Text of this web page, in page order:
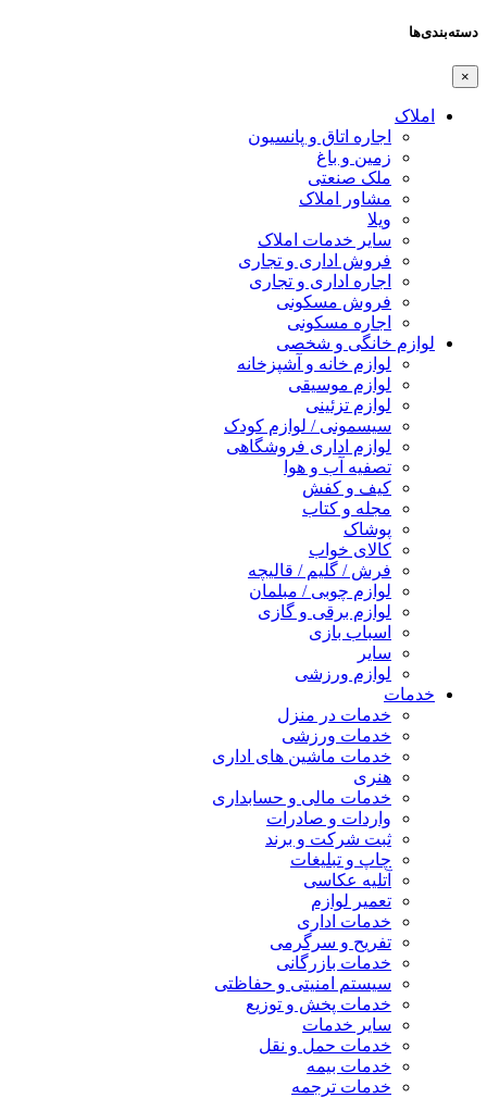
دسته‌بندی‌ها
×
املاک
اجاره اتاق و پانسیون
زمین و باغ
ملک صنعتی
مشاور املاک
ویلا
سایر خدمات املاک
فروش اداری و تجاری
اجاره اداری و تجاری
فروش مسکونی
اجاره مسکونی
لوازم خانگی و شخصی
لوازم خانه و آشپزخانه
لوازم موسیقی
لوازم تزئینی
سیسمونی / لوازم کودک
لوازم اداری فروشگاهی
تصفیه آب و هوا
کیف و کفش
مجله و کتاب
پوشاک
کالای خواب
فرش / گلیم / قالیچه
لوازم چوبی / مبلمان
لوازم برقی و گازی
اسباب بازی
سایر
لوازم ورزشی
خدمات
خدمات در منزل
خدمات ورزشی
خدمات ماشین های اداری
هنری
خدمات مالی و حسابداری
واردات و صادرات
ثبت شرکت و برند
چاپ و تبلیغات
آتلیه عکاسی
تعمیر لوازم
خدمات اداری
تفریح و سرگرمی
خدمات بازرگانی
سیستم امنیتی و حفاظتی
خدمات پخش و توزیع
سایر خدمات
خدمات حمل و نقل
خدمات بیمه
خدمات ترجمه